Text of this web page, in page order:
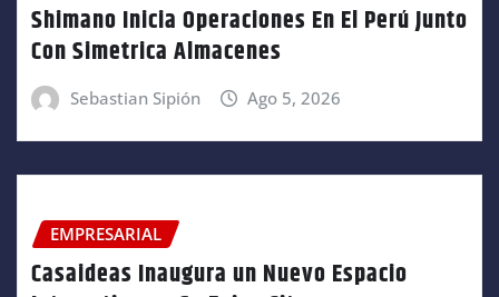
Shimano Inicia Operaciones En El Perú Junto
Con Simetrica Almacenes
Sebastian Sipión Ago 5, 2026
EMPRESARIAL
Casaideas Inaugura un Nuevo Espacio